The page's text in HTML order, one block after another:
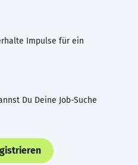
Impulse für ein
Du Deine Job-Suche